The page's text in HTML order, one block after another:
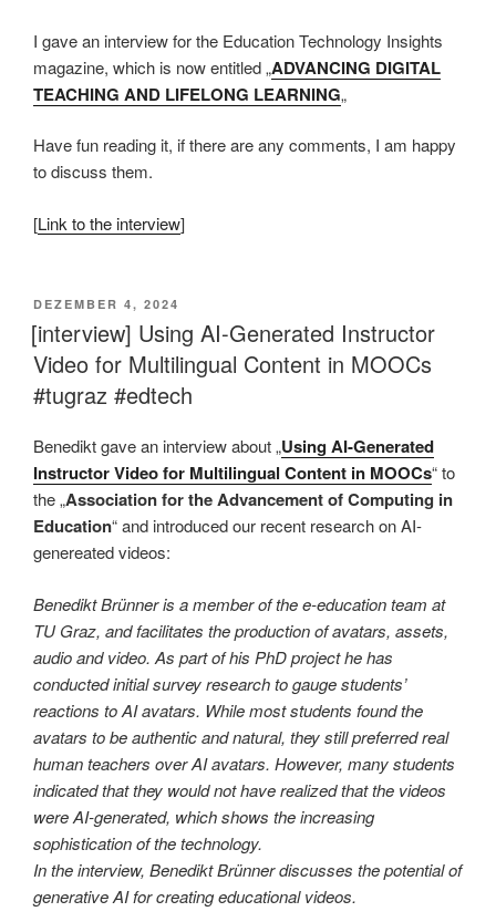
I gave an interview for the Education Technology Insights
magazine, which is now entitled „ADVANCING DIGITAL
TEACHING AND LIFELONG LEARNING„
Have fun reading it, if there are any comments, I am happy
to discuss them.
[Link to the interview]
VERÖFFENTLICHT
AM
DEZEMBER 4, 2024
[interview] Using AI-Generated Instructor
Video for Multilingual Content in MOOCs
#tugraz #edtech
Benedikt gave an interview about „Using AI-Generated
Instructor Video for Multilingual Content in MOOCs“ to
the „Association for the Advancement of Computing in
Education“ and introduced our recent research on AI-
genereated videos:
Benedikt Brünner is a member of the e-education team at
TU Graz, and facilitates the production of avatars, assets,
audio and video. As part of his PhD project he has
conducted initial survey research to gauge students’
reactions to AI avatars. While most students found the
avatars to be authentic and natural, they still preferred real
human teachers over AI avatars. However, many students
indicated that they would not have realized that the videos
were AI-generated, which shows the increasing
sophistication of the technology.
In the interview, Benedikt Brünner discusses the potential of
generative AI for creating educational videos.